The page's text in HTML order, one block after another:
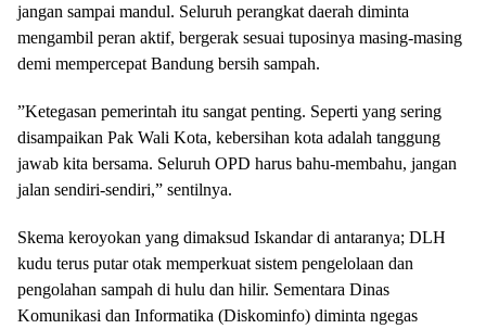
jangan sampai mandul. Seluruh perangkat daerah diminta
mengambil peran aktif, bergerak sesuai tuposinya masing-masing
demi mempercepat Bandung bersih sampah.
​”Ketegasan pemerintah itu sangat penting. Seperti yang sering
disampaikan Pak Wali Kota, kebersihan kota adalah tanggung
jawab kita bersama. Seluruh OPD harus bahu-membahu, jangan
jalan sendiri-sendiri,” sentilnya.
​Skema keroyokan yang dimaksud Iskandar di antaranya; DLH
kudu terus putar otak memperkuat sistem pengelolaan dan
pengolahan sampah di hulu dan hilir. Sementara Dinas
Komunikasi dan Informatika (Diskominfo) diminta ngegas